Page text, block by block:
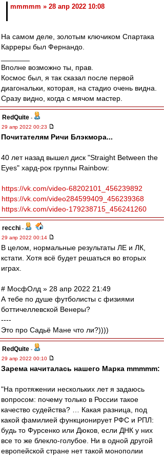
mmmmm » 28 апр 2022 10:08
На самом деле, золотым ключиком Спартака
Карреры был Фернандо.
Вполне возможно ты, прав.
Космос был, я так сказал после первой
диагональки, которая, на стадио очень видна.
Сразу видно, когда с мячом мастер.
RedQuite -
29 апр 2022 00:23
Почитателям Ричи Блэкмора...
40 лет назад вышел диск "Straight Between the
Eyes" хард-рок группы Rainbow:
https://vk.com/video-68202101_456239892
https://vk.com/video284599409_456239368
https://vk.com/video-179238715_456241260
recchi -
29 апр 2022 00:14
В целом, нормальные результаты ЛЕ и ЛК,
кстати. Хотя всё будет решаться во вторых
играх.
# МосфОлд » 28 апр 2022 21:49
А тебе по душе футболисты с физиями
боттичеллевской Венеры?
----
Это про Садьё Мане что ли?))))
RedQuite -
29 апр 2022 00:10
Зарема начиталась нашего Марка mmmmm:
"На протяжении нескольких лет я задаюсь
вопросом: почему только в России такое
качество судейства? … Какая разница, под
какой фамилией функционирует РФС и РПЛ:
будь то Фурсенко или Дюков, если ДНК у них
все то же блекло-голубое. Ни в одной другой
европейской стране нет такой монополии